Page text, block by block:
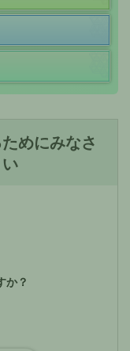
めにみなさ
か？